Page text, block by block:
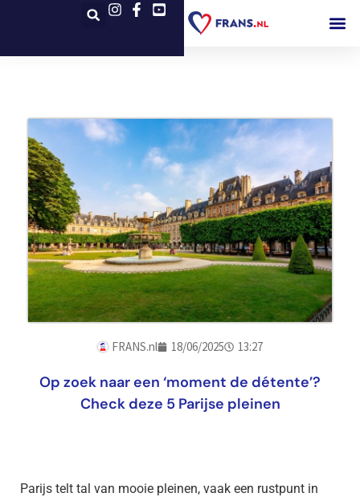
FRANS.nl 18/06/2025 13:27
Op zoek naar een ‘moment de détente’?
Check deze 5 Parijse pleinen
Parijs telt tal van mooie pleinen, vaak een rustpunt in